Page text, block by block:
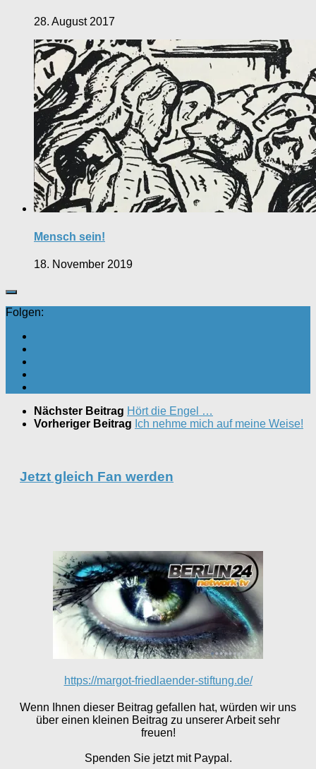
28. August 2017
Mensch sein!
18. November 2019
Folgen:
Nächster Beitrag Hört die Engel …
Vorheriger Beitrag Ich nehme mich auf meine Weise!
Jetzt gleich Fan werden
https://margot-friedlaender-stiftung.de/
Wenn Ihnen dieser Beitrag gefallen hat, würden wir uns
über einen kleinen Beitrag zu unserer Arbeit sehr
freuen!
Spenden Sie jetzt mit Paypal.